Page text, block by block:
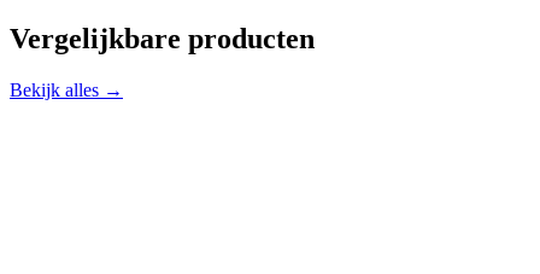
Vergelijkbare producten
Bekijk alles →